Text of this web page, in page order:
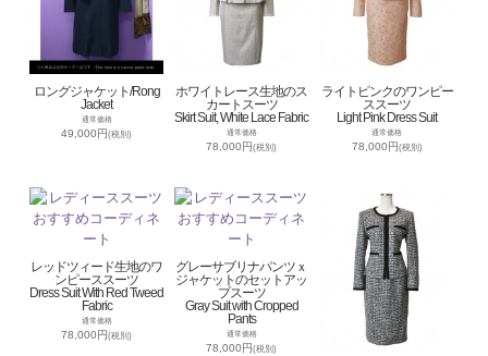
ロングジャケット/Rong
Jacket
通常価格
49,000円(税別)
ホワイトレース生地のス
カートスーツ
Skirt Suit, White Lace Fabric
通常価格
78,000円(税別)
ライトピンクのワンピー
ススーツ
Light Pink Dress Suit
通常価格
78,000円(税別)
レッドツィード生地のワ
ンピーススーツ
Dress Suit With Red Tweed
Fabric
通常価格
78,000円(税別)
グレーサブリナパンツｘ
ジャケットのセットアッ
プスーツ
Gray Suit with Cropped
Pants
通常価格
78,000円(税別)